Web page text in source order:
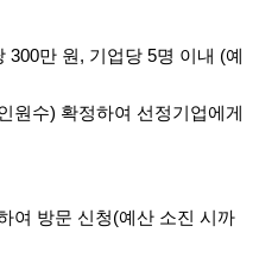
만 원, 기업당 5명 이내 (예
수) 확정하여 선정기업에게
여 방문 신청(예산 소진 시까